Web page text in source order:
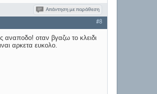
Απάντηση με παράθεση
#8
αναποδο! οταν βγαζω το κλειδι
αρκετα ευκολο.